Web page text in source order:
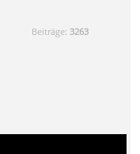
Beiträge: 3263